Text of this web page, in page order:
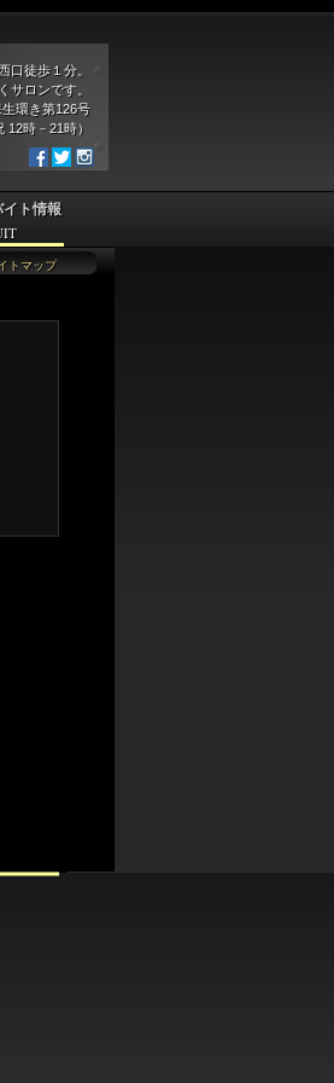
トマップ
口徒歩１分。
サロンです。
環き第126号
時－21時）
イト情報